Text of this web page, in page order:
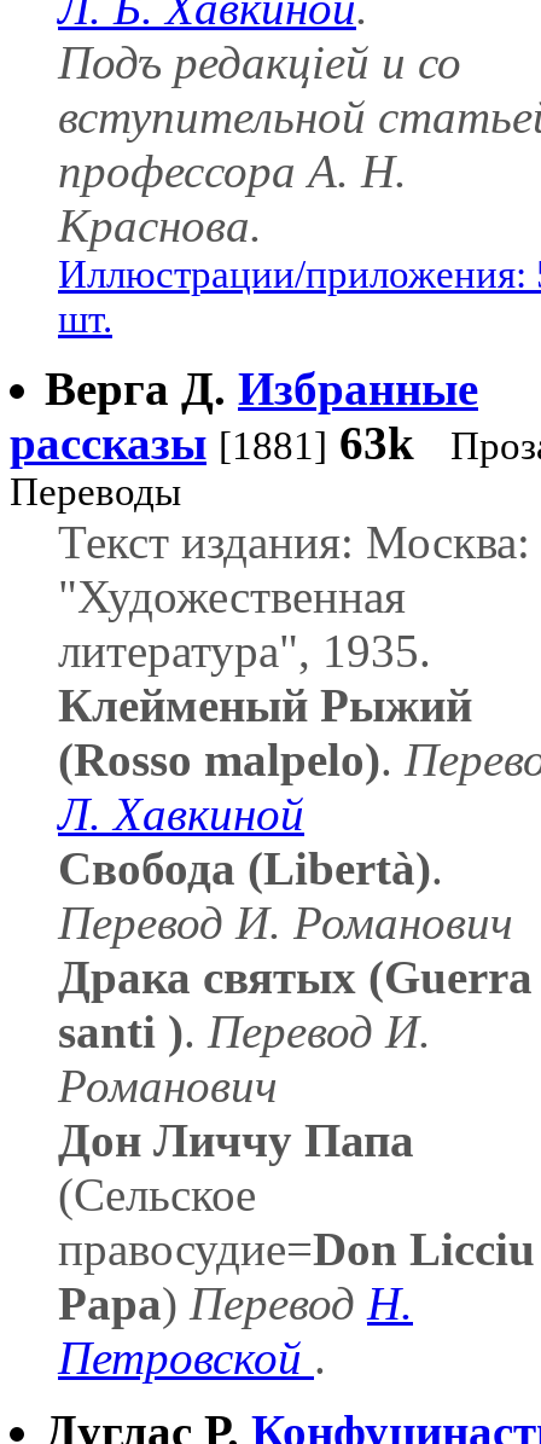
Подъ редакціей и со
вступительной
профессора А. Н.
Краснова.
Иллюстрации/приложения:
шт.
Верга Д. Избранные
рассказы [1881] 63k
Переводы
Текст издания: Москва:
"Художественная
литература", 1935.
Клейменый Рыжий
(Rosso malpelo).
Л. Хавкиной
Свобода (Libertà).
Перевод И. Романович
Драка святых
santi ). Перевод И.
Романович
Дон Личчу Папа
(Сельское
правосудие=Don Licciu
Papa) Перевод Н.
Петровской .
Дуглас Р.